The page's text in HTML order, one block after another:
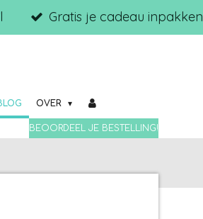
Gratis je cadeau inpakken
OVER
BEOORDEEL JE BESTELLING!